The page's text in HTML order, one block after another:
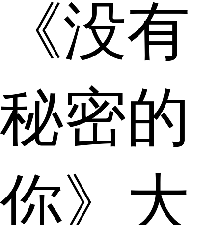
《没有
秘密的
你》大